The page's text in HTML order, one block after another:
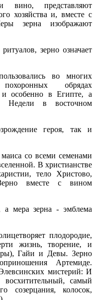
представляют
хозяйства и, вместе с
зерна изображают
зерно означает
во многих
обрядах
и особенно в Египте, а
Недели в восточном
героя, так и
со всеми семенами
В христианстве
тело Христово,
вместе с вином
мера зерна - эмблема
плодородие,
жизнь, творение, и
Гайи и Девы. Зерно
Артемиде.
мистерий: И
самый
созерцания, колосок,